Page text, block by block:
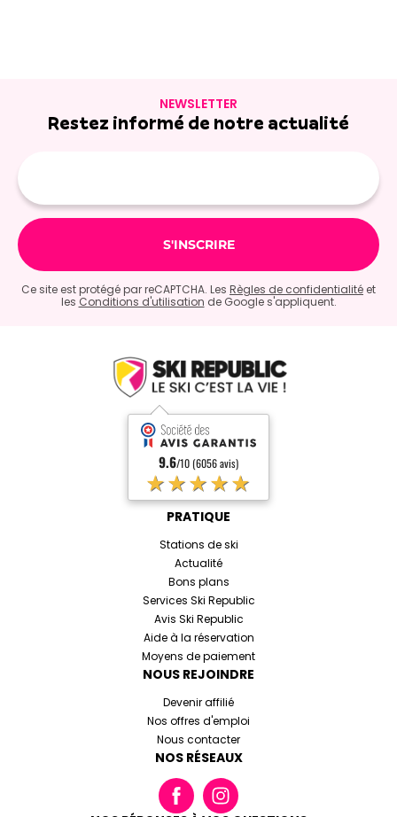
NEWSLETTER
Restez informé de notre actualité
mail
Ce site est protégé par reCAPTCHA. Les Règles de confidentialité et
les Conditions d'utilisation de Google s'appliquent.
9.6/10 (6056 avis)
★★★★★
PRATIQUE
Stations de ski
Actualité
Bons plans
Services Ski Republic
Avis Ski Republic
Aide à la réservation
Moyens de paiement
NOUS REJOINDRE
Devenir affilié
Nos offres d'emploi
Nous contacter
NOS RÉSEAUX